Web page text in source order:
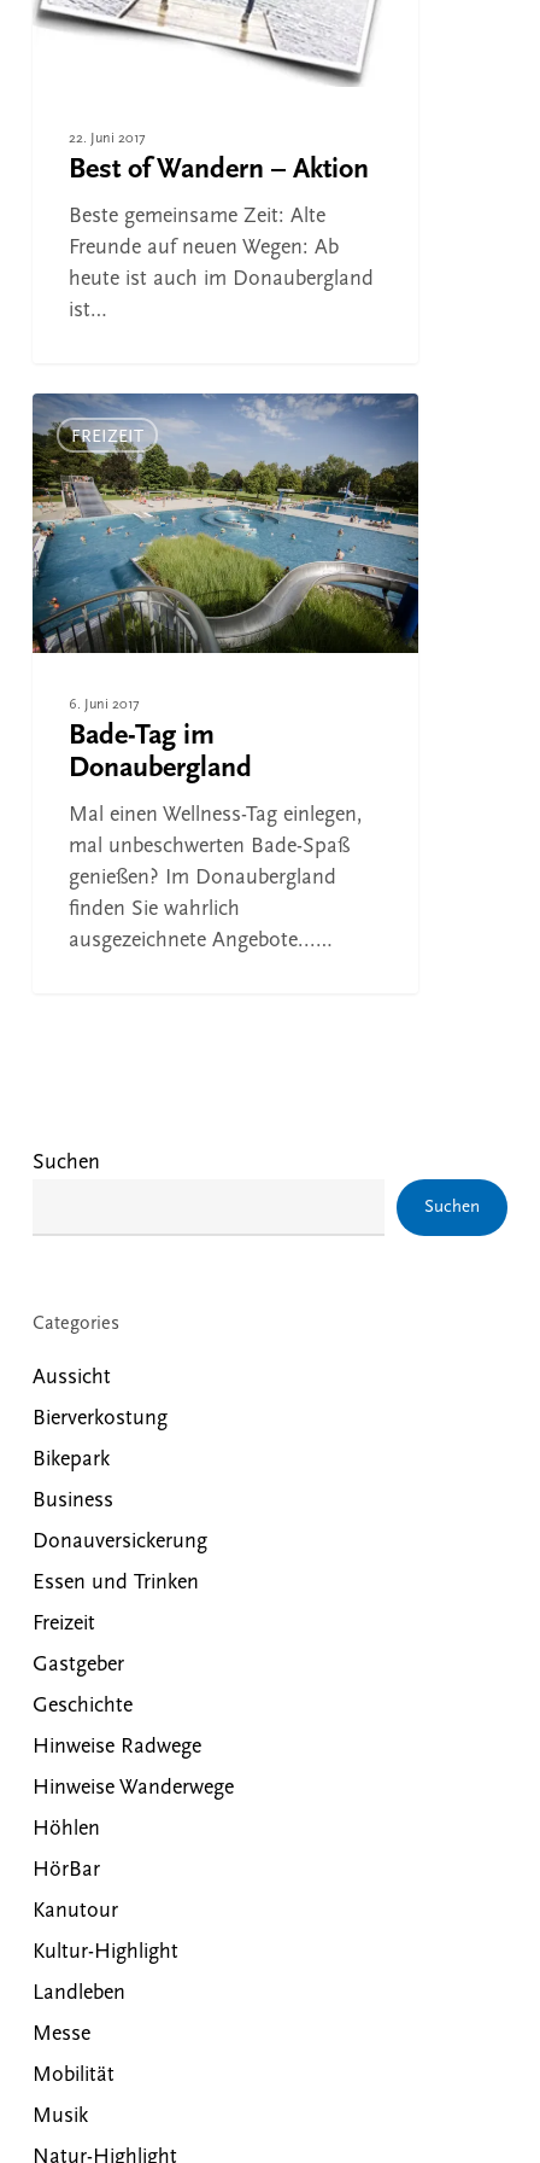
22. Juni 2017
Best of Wandern – Aktion
Beste gemeinsame Zeit: Alte
Freunde auf neuen Wegen: Ab
heute ist auch im Donaubergland
ist…
Bade-
Tag
im
Donaubergland
FREIZEIT
6. Juni 2017
Bade-Tag im
Donaubergland
Mal einen Wellness-Tag einlegen,
mal unbeschwerten Bade-Spaß
genießen? Im Donaubergland
finden Sie wahrlich
ausgezeichnete Angebote...…
Suchen
Suchen
Categories
Aussicht
Bierverkostung
Bikepark
Business
Donauversickerung
Essen und Trinken
Freizeit
Gastgeber
Geschichte
Hinweise Radwege
Hinweise Wanderwege
Höhlen
HörBar
Kanutour
Kultur-Highlight
Landleben
Messe
Mobilität
Musik
Natur-Highlight